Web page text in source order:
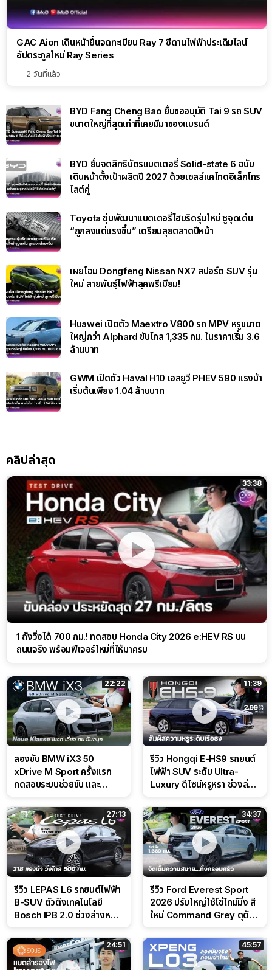
GAC Aion เดินหน้ายื่นจดทะเบียน Ray 7 ซีดานไฟฟ้าประเดิมไลน์
อัปตระกูลใหม่ Ray Series
2 วันที่แล้ว
BYD Fang Cheng Bao ยื่นขออนุมัติ Tai 9 รถ SUV
ขนาดใหญ่ที่สุดเท่าที่เคยมีมาของแบรนด์
BYD ยื่นจดสิทธิบัตรแบตเตอรี่ Solid-state 6 ฉบับ
เดินหน้าตั้งเป้าผลิตปี 2027 ด้วยเซลล์แคโทดอิเล็กโทร
ไลต์คู่
Toyota ซุ่มพัฒนาแบตเตอรี่ไฮบริดรุ่นใหม่ ชูจุดเด่น
“ถูกลงแต่แรงขึ้น” เตรียมลุยตลาดปีหน้า
เผยโฉม Dongfeng Nissan NX7 สปอร์ต SUV รุ่น
ใหม่ สายพันธุ์ไฟฟ้าลุคพรีเมียม!
Huawei เปิดตัว Maextro V800 รถ MPV หรูขนาด
ใหญ่กว่า Alphard ขับไกล 1,335 กม. ในราคาเริ่ม 3.6
ล้านบาท
GWM เปิดตัว Haval H10 เอสยูวี PHEV 590 แรงม้า
เริ่มต้นเพียง 1.04 ล้านบาท
คลิปล่าสุด
33:38
1 ถังวิ่งได้ 700 กม.! ทดสอบ Honda City 2026 e:HEV RS บน
ถนนจริง พร้อมฟีเจอร์ใหม่ที่ให้มาครบ
22:22
ลองขับ BMW iX3 50
xDrive M Sport ครั้งแรก
ทดสอบระบบช่วยขับ และ
สนาม
11:39
รีวิว Hongqi E-HS9 รถยนต์
ไฟฟ้า SUV ระดับ Ultra-
Luxury ดีไซน์หรูหรา ช่วงล่าง
27:13
รีวิว LEPAS L6 รถยนต์ไฟฟ้า
B-SUV ตัวตึงเทคโนโลยี
Bosch IPB 2.0 ช่วงล่างหนึบ
34:37
รีวิว Ford Everest Sport
2026 ปรับใหญ่ใช้โซ่ไทม์มิ่ง สี
ใหม่ Command Grey ดุดัน
24:51 45:57